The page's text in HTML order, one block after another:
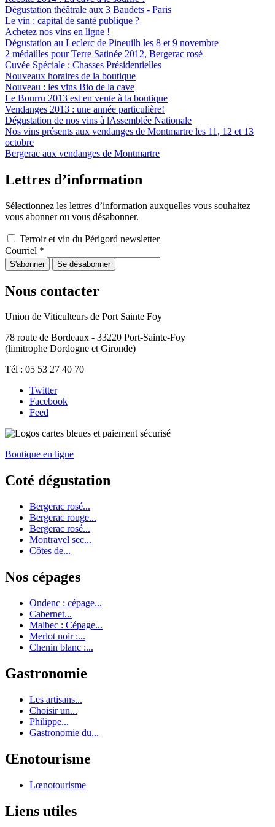
Dégustation théâtrale aux 3 Baudets - Paris
Le vin : capital de santé publique ?
Achetez nos vins en ligne !
Dégustation au Leclerc de Pineuilh les 8 et 9 novembre
2 médailles pour Terre Satinée 2012, Bergerac rosé
Cuvée Spéciale : Chasses Présidentielles
Nouveaux horaires de la boutique
Nouveau : les vins Bio de la cave
Le Bourru 2013 est en vente à la boutique
Vendanges 2013 : une année particulière!
Dégustation de nos vins à lAssemblée Nationale
Nos vins présents aux vendanges de Montmartre les 11, 12 et 13
octobre
Bergerac aux vendanges de Montmartre
Lettres d’information
Sélectionnez les lettres d’information auxquelles vous souhaitez
vous abonner ou vous désabonner.
Terroir et vin du Périgord newsletter
Courriel *
Nous contacter
Union de Viticulteurs de Port Sainte Foy
78 route de Bordeaux - 33220 Port-Sainte-Foy
(limitrophe Dordogne et Gironde)
Tél : 05 53 27 40 70
Twitter
Facebook
Feed
Boutique en ligne
Coté dégustation
Bergerac rosé...
Bergerac rouge...
Bergerac rosé...
Montravel sec...
Côtes de...
Nos cépages
Ondenc : cépage...
Cabernet...
Malbec : Cépage...
Merlot noir :...
Chenin blanc :...
Gastronomie
Les artisans...
Choisir un...
Philippe...
Gastronomie du...
Œnotourisme
Lœnotourisme
Liens utiles